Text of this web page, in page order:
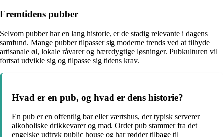
Fremtidens pubber
Selvom pubber har en lang historie, er de stadig relevante i dagens
samfund. Mange pubber tilpasser sig moderne trends ved at tilbyde
artisanale øl, lokale råvarer og bæredygtige løsninger. Pubkulturen vil
fortsat udvikle sig og tilpasse sig tidens krav.
Hvad er en pub, og hvad er dens historie?
En pub er en offentlig bar eller værtshus, der typisk serverer
alkoholiske drikkevarer og mad. Ordet pub stammer fra det
engelske udtryk public house og har rødder tilbage til